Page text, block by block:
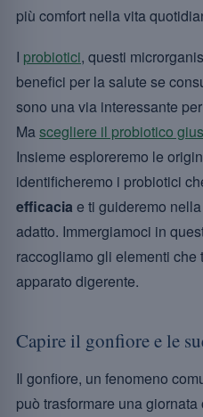
più comfort nella vita
I probiotici, questi
benefici per la salute se
sono una via interessante
Mascegliere il probiotico
Insieme esploreremo le
identificheremo i probiotici
efficacia e ti guideremo
adatto. Immergiamoci in
raccogliamo gli elementi
apparato digerente.
Capire il gonfiore e le
Il gonfiore, un fenomeno
può trasformare una